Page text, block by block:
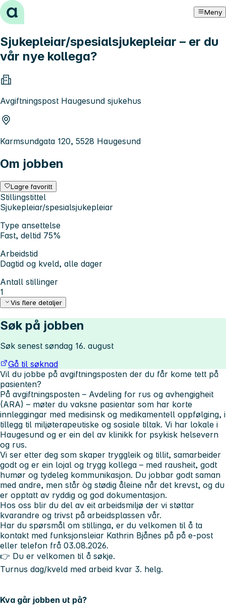
Hopp til innhold Meny
Sjukepleiar/spesialsjukepleiar – er du
vår nye kollega?
Avgiftningspost Haugesund sjukehus
Karmsundgata 120, 5528 Haugesund
Om jobben
Lagre favoritt
Stillingstittel
Sjukepleiar/spesialsjukepleiar
Type ansettelse
Fast, deltid 75%
Arbeidstid
Dagtid og kveld, alle dager
Antall stillinger
1
Vis flere detaljer
Søk på jobben
Søk senest søndag 16. august
Gå til søknad
Vil du jobbe på avgiftningsposten der du får kome tett på
pasienten?
På avgiftningsposten – Avdeling for rus og avhengigheit
(ARA) – møter du vaksne pasientar som har korte
innleggingar med medisinsk og medikamentell oppfølging, i
tillegg til miljøterapeutiske og sosiale tiltak. Vi har lokale i
Haugesund og er ein del av klinikk for psykisk helsevern
og rus.
Vi ser etter deg som skaper tryggleik og tillit, samarbeider
godt og er ein lojal og trygg kollega – med rausheit, godt
humør og tydeleg kommunikasjon. Du jobbar godt saman
med andre, men står òg stødig åleine når det krevst, og du
er opptatt av ryddig og god dokumentasjon.
Hos oss blir du del av eit arbeidsmiljø der vi støttar
kvarandre og trivst på arbeidsplassen vår.
Har du spørsmål om stillinga, er du velkomen til å ta
kontakt med funksjonsleiar Kathrin Bjånes på på e-post
eller telefon frå 03.08.2026.
👉 Du er velkomen til å søkje.
Turnus dag/kveld med arbeid kvar 3. helg.
Kva går jobben ut på?